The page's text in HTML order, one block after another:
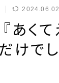
2024.06.02
『あく
けでし